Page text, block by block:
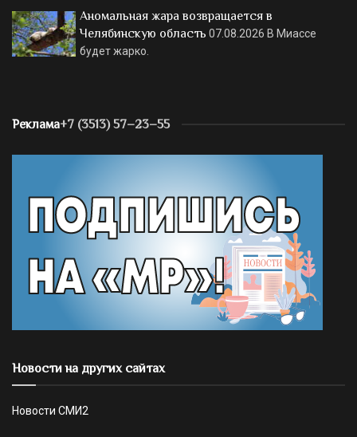
Аномальная жара возвращается в
Челябинскую область 07.08.2026 В Миассе
будет жарко.
Реклама+7 (3513) 57–23–55
Новости на других сайтах
Новости СМИ2